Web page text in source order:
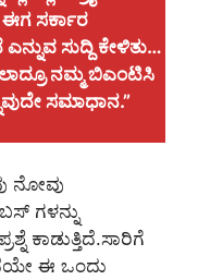
ಸರ್ಕಾರ
ಸುದ್ದಿ ಕೇಳಿತು…
ನಮ್ಮ ಬಿಎಂಟಿಸಿ
ಸಮಾಧಾನ.”
ನೋವು
ಗಳನ್ನು
ಕಾಡುತ್ತಿದೆ.ಸಾರಿಗೆ
ಈ ಒಂದು